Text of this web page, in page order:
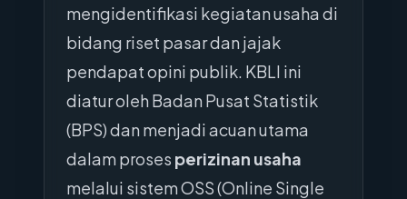
mengidentifikasi kegiatan usaha di
bidang riset pasar dan jajak
pendapat opini publik. KBLI ini
diatur oleh Badan Pusat Statistik
(BPS) dan menjadi acuan utama
dalam proses perizinan usaha
melalui sistem OSS (Online Single